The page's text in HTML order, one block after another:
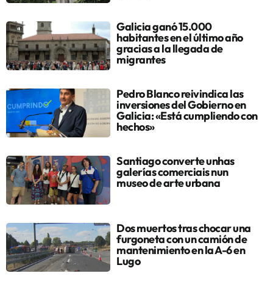
Galicia ganó 15.000
habitantes en el último año
gracias a la llegada de
migrantes
Pedro Blanco reivindica las
inversiones del Gobierno en
Galicia: «Está cumpliendo con
hechos»
Santiago converte unhas
galerías comerciais nun
museo de arte urbana
Dos muertos tras chocar una
furgoneta con un camión de
mantenimiento en la A-6 en
Lugo